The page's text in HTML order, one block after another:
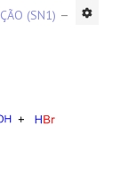
(SN1)